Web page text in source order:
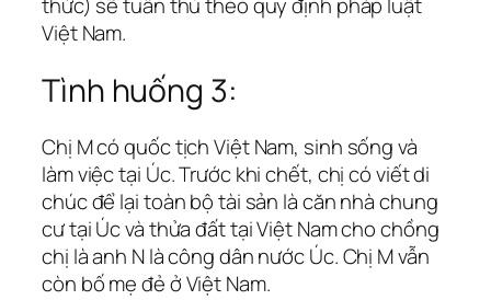
Việt Nam.
Tình huống 3:
Chị M có quốc tịch Việt Nam, sinh sống và
làm việc tại Úc. Trước khi chết, chị có viết di
chúc để lại toàn bộ tài sản là căn nhà chung
cư tại Úc và thửa đất tại Việt Nam cho chồng
chị là anh N là công dân nước Úc. Chị M vẫn
còn bố mẹ đẻ ở Việt Nam.